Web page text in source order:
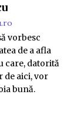
vorbesc
de a afla
care, datorită
aici, vor
bună.